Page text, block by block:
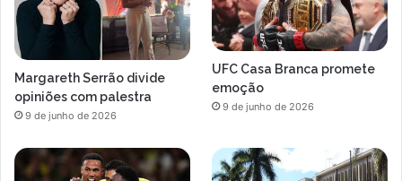
Margareth Serrão divide
opiniões com palestra
9 de junho de 2026
UFC Casa Branca promete
emoção
9 de junho de 2026